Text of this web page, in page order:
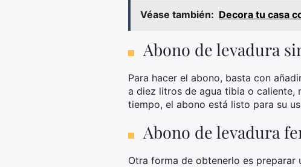
Véase también: Decora tu casa
Abono de levadura
Para hacer el abono, basta con
a diez litros de agua tibia o caliente,
tiempo, el abono está listo para su
Abono de levadura
Otra forma de obtenerlo es